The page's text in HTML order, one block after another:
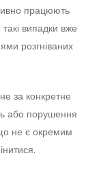
працюють
такі випадки вже
розгніваних
за конкретне
або порушення
не є окремим